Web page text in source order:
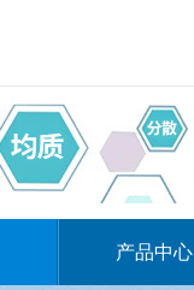
产品中心